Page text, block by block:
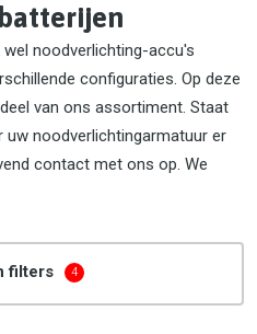
noodverlichting-accu's
configuraties. Op deze
van ons assortiment. Staat
noodverlichtingarmatuur er
contact met ons op. We
filters 4